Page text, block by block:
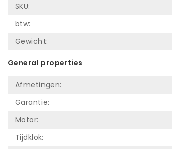
SKU:
btw:
Gewicht:
General properties
Afmetingen:
Garantie:
Motor:
Tijdklok: